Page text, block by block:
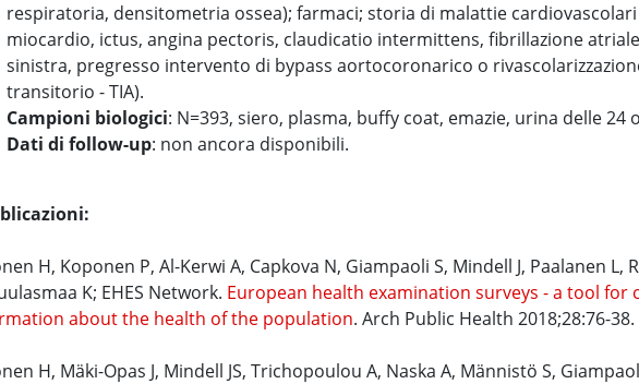
respiratoria, densitometria ossea); farmaci; storia di malattie
miocardio, ictus, angina pectoris, claudicatio intermittens, fibrillazione
sinistra, pregresso intervento di bypass aortocoronarico o
transitorio - TIA).
Campioni biologici: N=393, siero, plasma, buffy coat, emazie, urina delle 24
Dati di follow-up: non ancora disponibili.
H, Koponen P, Al-Kerwi A, Capkova N, Giampaoli S, Mindell J, Paalanen L,
K; EHES Network. European health examination surveys - a tool for
about the health of the population. Arch Public Health 2018;28:76-38.
H, Mäki-Opas J, Mindell JS, Trichopoulou A, Naska A, Männistö S,